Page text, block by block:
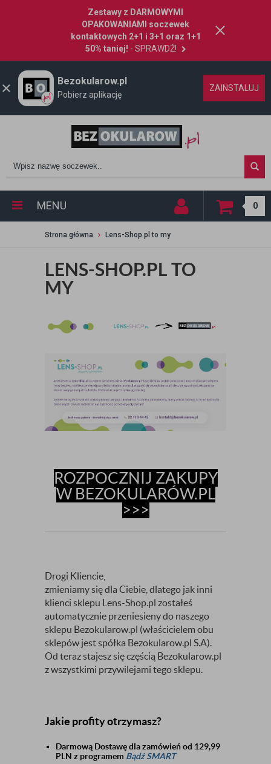
Zestawy z DARMOWYMI
OPAKOWANIAMI soczewek
kontaktowych 2+1 i 3+1 oraz 1+1
50% taniej! - SPRAWDŹ!
Bezokularow.pl
Pobierz aplikację
ZAINSTALUJ
MENU 0
Strona główna Lens-Shop.pl to my
LENS-SHOP.PL TO
MY
ROZPOCZNIJ ZAKUPY
W BEZOKULARÓW.PL
>>>
Drogi Kliencie,
zmieniamy się dla Ciebie, dlatego jak inni
klienci sklepu Lens-Shop.pl zostałeś
automatycznie przeniesieny do naszego
sklepu Bezokularow.pl (właścicielem obu
sklepów jest spółka Bezokularow.pl S.A).
Od teraz stajesz się częścią Bezokularow.pl
z wszystkimi przywilejami tego sklepu.
Jakie profity otrzymasz?
Darmową Dostawę dla zamówień od 129,99
PLN z programem Bądź SMART